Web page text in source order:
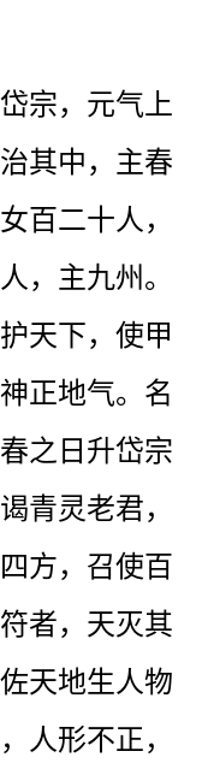
宗，元气上
其中，主春
百二十人，
，主九州。
天下，使甲
正地气。名
之日升岱宗
青灵老君，
方，召使百
者，天灭其
天地生人物
人形不正，